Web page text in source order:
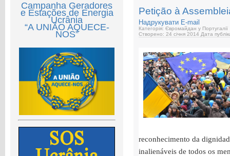
Campanha Geradores
e Estações de Energia
Ucrânia
“A UNIÃO AQUECE-
NOS”
Petição à
Надрукувати E-mail
Категорія: Євромайдан у Португалії
Створено: 24 січня 2014 Дата
reconhecimento da
inalienáveis de todos os